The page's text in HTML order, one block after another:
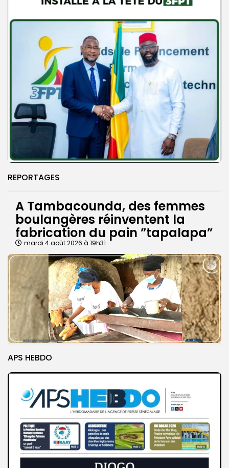
REPORTAGES
A Tambacounda, des femmes
boulangères réinventent la
fabrication du pain ”tapalapa”
mardi 4 août 2026 à 19h31
APS HEBDO